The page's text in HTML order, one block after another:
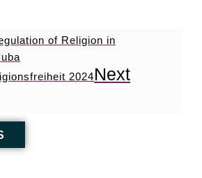
of Religion in
2024Next